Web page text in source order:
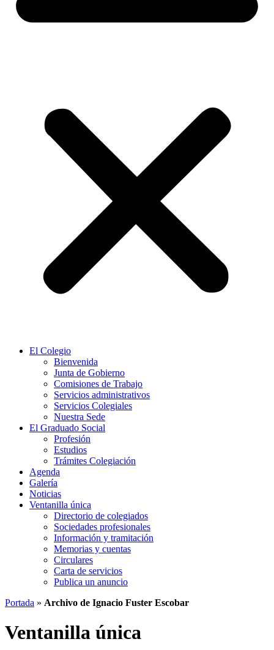
El Colegio
Bienvenida
Junta de Gobierno
Comisiones de Trabajo
Servicios administrativos
Servicios Colegiales
Nuestra Sede
El Graduado Social
Profesión
Estudios
Trámites Colegiación
Agenda
Galería
Noticias
Ventanilla única
Directorio de colegiados
Sociedades profesionales
Información y tramitación
Memorias y cuentas
Circulares
Carta de servicios
Publica un anuncio
Portada » Archivo de Ignacio Fuster Escobar
Ventanilla única